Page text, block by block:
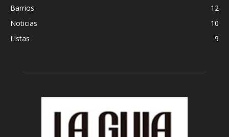
Barrios
12
Noticias
10
Listas
9